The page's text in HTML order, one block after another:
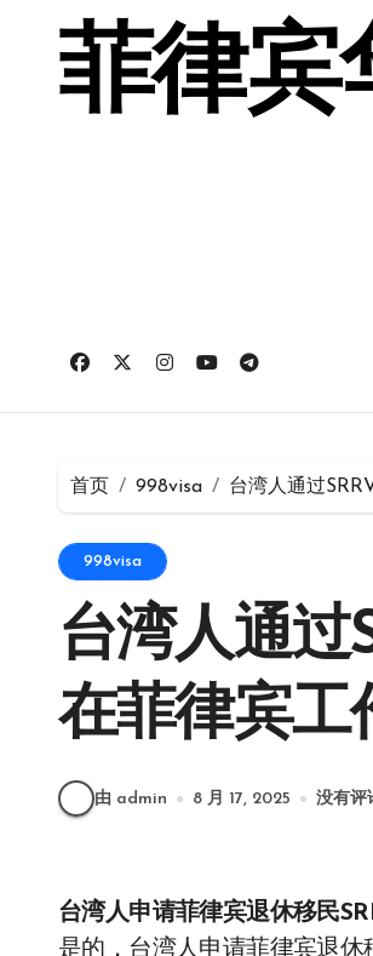
菲律宾
首页 998visa 台湾人通过
998visa
台湾人通过
在菲律宾工
由 admin 8 月 17, 2025 没有评
台湾人申请菲律宾退休移民
是的，台湾人申请菲律宾退